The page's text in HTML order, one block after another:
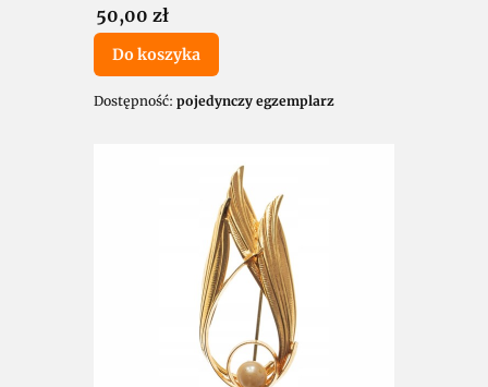
Cena
50,00 zł
Do koszyka
Dostępność: pojedynczy egzemplarz